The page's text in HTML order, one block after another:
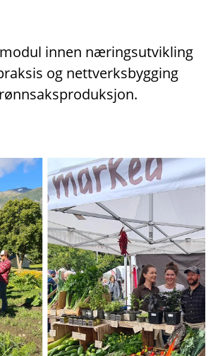
innen næringsutvikling
og nettverksbygging